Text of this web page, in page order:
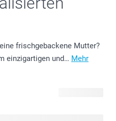
frischgebackene Mutter?
einzigartigen und… Mehr